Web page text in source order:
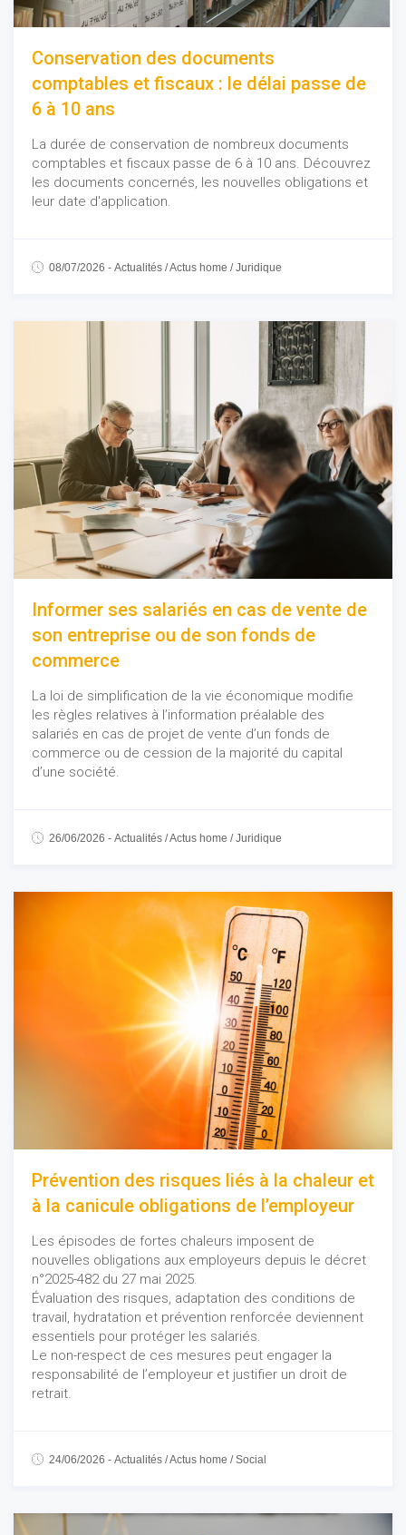
Conservation des documents
comptables et fiscaux : le délai passe de
6 à 10 ans
La durée de conservation de nombreux documents
comptables et fiscaux passe de 6 à 10 ans. Découvrez
les documents concernés, les nouvelles obligations et
leur date d'application.
08/07/2026 - Actualités /Actus home /Juridique
Informer ses salariés en cas de vente de
son entreprise ou de son fonds de
commerce
La loi de simplification de la vie économique modifie
les règles relatives à l’information préalable des
salariés en cas de projet de vente d’un fonds de
commerce ou de cession de la majorité du capital
d’une société.
26/06/2026 - Actualités /Actus home /Juridique
Prévention des risques liés à la chaleur et
à la canicule obligations de l’employeur
Les épisodes de fortes chaleurs imposent de
nouvelles obligations aux employeurs depuis le décret
n°2025-482 du 27 mai 2025.
Évaluation des risques, adaptation des conditions de
travail, hydratation et prévention renforcée deviennent
essentiels pour protéger les salariés.
Le non-respect de ces mesures peut engager la
responsabilité de l’employeur et justifier un droit de
retrait.
24/06/2026 - Actualités /Actus home /Social